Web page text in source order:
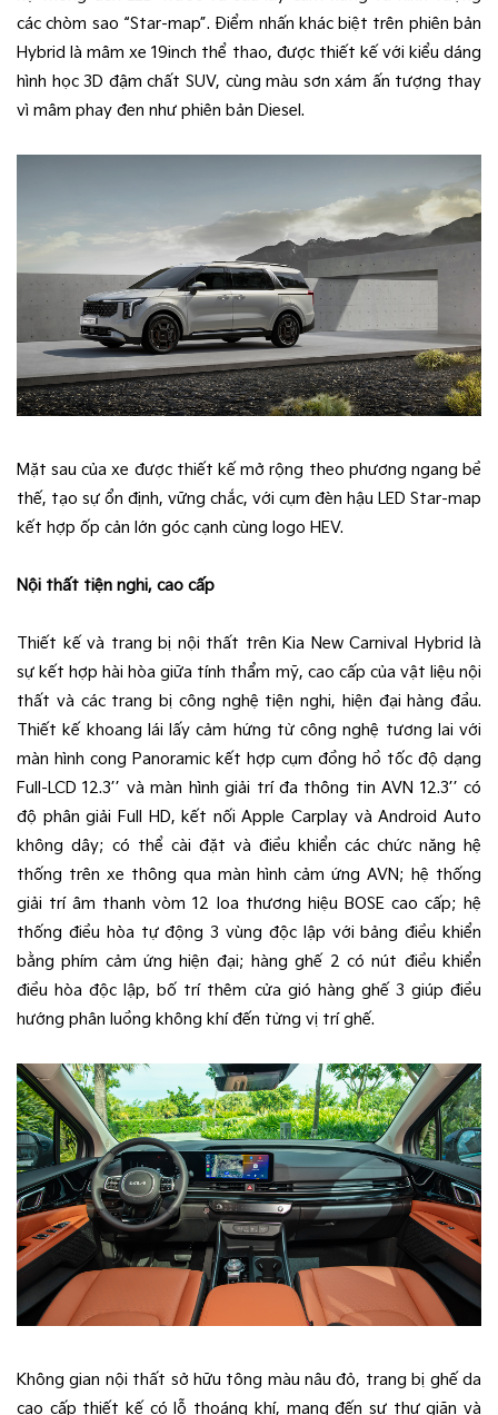
các chòm sao “Star-map”. Điểm nhấn khác biệt trên phiên bản
Hybrid là mâm xe 19inch thể thao, được thiết kế với kiểu dáng
hình học 3D đậm chất SUV, cùng màu sơn xám ấn tượng thay
vì mâm phay đen như phiên bản Diesel.
Mặt sau của xe được thiết kế mở rộng theo phương ngang bề
thế, tạo sự ổn định, vững chắc, với cụm đèn hậu LED Star-map
kết hợp ốp cản lớn góc cạnh cùng logo HEV.
Nội thất tiện nghi, cao cấp
Thiết kế và trang bị nội thất trên Kia New Carnival Hybrid là
sự kết hợp hài hòa giữa tính thẩm mỹ, cao cấp của vật liệu nội
thất và các trang bị công nghệ tiện nghi, hiện đại hàng đầu.
Thiết kế khoang lái lấy cảm hứng từ công nghệ tương lai với
màn hình cong Panoramic kết hợp cụm đồng hồ tốc độ dạng
Full-LCD 12.3’’ và màn hình giải trí đa thông tin AVN 12.3’’ có
độ phân giải Full HD, kết nối Apple Carplay và Android Auto
không dây; có thể cài đặt và điều khiển các chức năng hệ
thống trên xe thông qua màn hình cảm ứng AVN; hệ thống
giải trí âm thanh vòm 12 loa thương hiệu BOSE cao cấp; hệ
thống điều hòa tự động 3 vùng độc lập với bảng điều khiển
bằng phím cảm ứng hiện đại; hàng ghế 2 có nút điều khiển
điều hòa độc lập, bố trí thêm cửa gió hàng ghế 3 giúp điều
hướng phân luồng không khí đến từng vị trí ghế.
Không gian nội thất sở hữu tông màu nâu đỏ, trang bị ghế da
cao cấp thiết kế có lỗ thoáng khí, mang đến sự thư giãn và